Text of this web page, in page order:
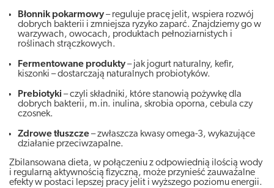
Błonnik pokarmowy– reguluje pracę jelit, wspiera rozwój
dobrych bakterii i zmniejsza ryzyko zaparć. Znajdziemy go w
warzywach, owocach, produktach pełnoziarnistych i
roślinach strączkowych.
Fermentowane produkty– jak jogurt naturalny, kefir,
kiszonki – dostarczają naturalnych probiotyków.
Prebiotyki – czyli składniki, które stanowią pożywkę dla
dobrych bakterii, m.in. inulina, skrobia oporna, cebula czy
czosnek.
Zdrowe tłuszcze– zwłaszcza kwasy omega-3, wykazujące
działanie przeciwzapalne.
Zbilansowana dieta, w połączeniu z odpowiednią ilością wody
i regularną aktywnością fizyczną, może przynieść zauważalne
efekty w postaci lepszej pracy jelit i wyższego poziomu energii.